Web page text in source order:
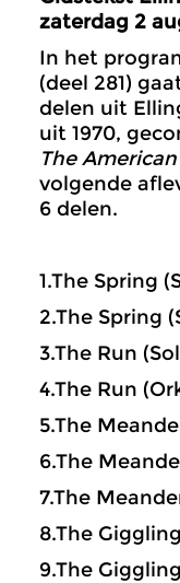
zaterdag 2
In het
(deel 281)
delen uit
uit 1970,
The
volgende
6 delen.
1.The Spring
2.The Spring
3.The Run
4.The Run
5.The
6.The
7.The
8.The
9.The